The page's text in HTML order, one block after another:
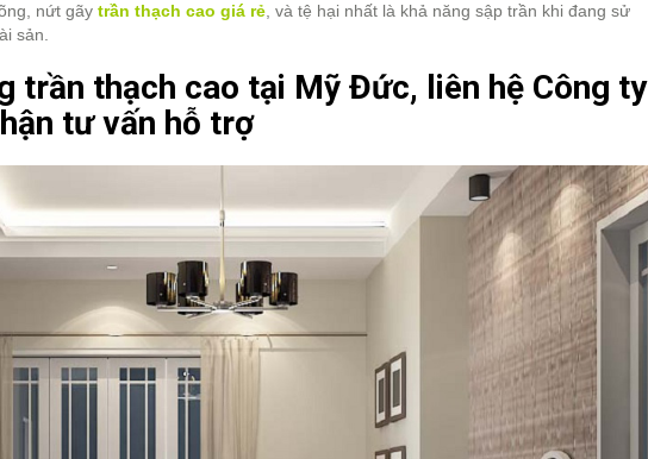
nứt gãy trần thạch cao giá rẻ , và tệ hại nhất là khả năng sập trần khi đang sử
sản.
trần thạch cao tại Mỹ Đức, liên hệ Công ty
tư vấn hỗ trợ